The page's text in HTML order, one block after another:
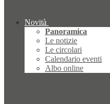
Novità
Panoramica
Le notizie
Le circolari
Calendario eventi
Albo online